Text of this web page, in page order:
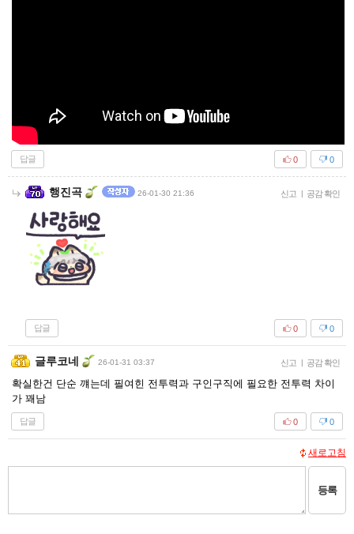
답글 0
0
행진곡 26-01-30 21:36 신고 | 공감 확인
답글 0
0
글루코네 26-01-31 03:37 신고 | 공감 확인
확실한건 단순 꺠는데 필여힌 전투력과 구인구직에 필요한 전투력 차이
가 꽤남
답글 0
0
새로고침
등록